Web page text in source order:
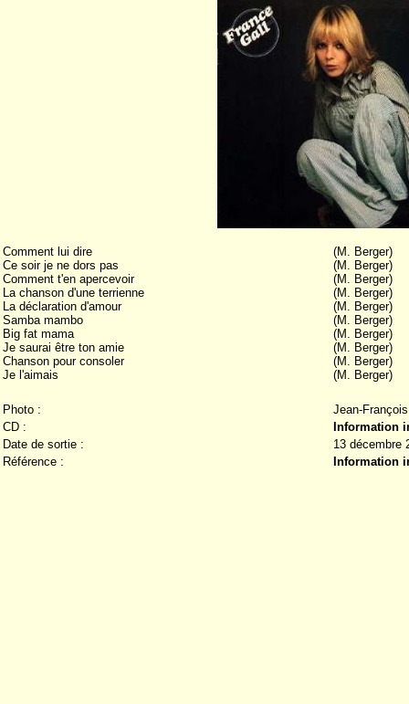
Comment lui dire
Ce soir je ne dors pas
Comment t'en apercevoir
La chanson d'une terrienne
La déclaration d'amour
Samba mambo
Big fat mama
Je saurai être ton amie
Chanson pour consoler
Je l'aimais
(M. Berger)
(M. Berger)
(M. Berger)
(M. Berger)
(M. Berger)
(M. Berger)
(M. Berger)
(M. Berger)
(M. Berger)
(M. Berger)
Photo :
Jean-
CD :
Information
Date de sortie :
13 décembre
Référence :
Information